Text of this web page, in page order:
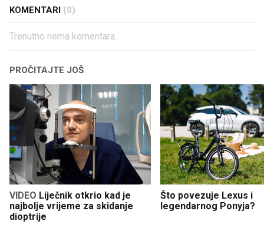
KOMENTARI (0)
Trenutno nema komentara.
PROČITAJTE JOŠ
VIDEO
najbolje vrijeme za skidanje
dioptrije
Što povezuje Lexus i
legendarnog Ponyja?